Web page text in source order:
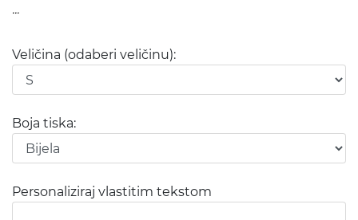
...
Veličina (odaberi veličinu):
Boja tiska:
Personaliziraj vlastitim tekstom